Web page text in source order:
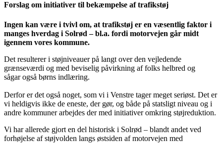
Forslag om initiativer til bekæmpelse af trafikstøj
Ingen kan være i tvivl om, at trafikstøj er en væsentlig faktor i
manges hverdag i Solrød – bl.a. fordi motorvejen går midt
igennem vores kommune.
Det resulterer i støjniveauer på langt over den vejledende
grænseværdi og med beviselig påvirkning af folks helbred og
sågar også børns indlæring.
Derfor er det også noget, som vi i Venstre tager meget seriøst. Det er
vi heldigvis ikke de eneste, der gør, og både på statsligt niveau og i
andre kommuner arbejdes der med initiativer omkring støjreduktion.
Vi har allerede gjort en del historisk i Solrød – blandt andet ved
forhøjelse af støjvolden langs østsiden af motorvejen med